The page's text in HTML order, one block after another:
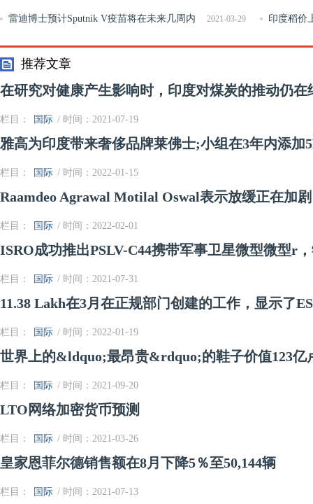
万亿经济 比的工作
2021-03-29
雷迪博士预计Sputnik V疫苗将在未来几周内
获得印度监管机构的批准''
印度稻价
推荐文章
在研究对健康产生影响时，印度对煤炭的推动仍在
栏目： 国际 / 时间：2021-07-19
雅高为印度带来奢侈品牌莱佛士;小组在3年内添加
栏目： 国际 / 时间：2022-01-15
Raamdeo Agrawal Motilal Oswal表示放缓正在加剧
栏目： 国际 / 时间：2022-02-01
ISRO成功推出PSLV-C44携带军事卫星微型微型r
栏目： 国际 / 时间：2021-07-31
11.38 Lakh在3月在正规部门创建的工作，显示了
栏目： 国际 / 时间：2022-01-19
世界上的&ldquo;最昂贵&rdquo;的鞋子价值123亿
栏目： 国际 / 时间：2021-09-20
LTO网络加密货币预测
栏目： 国际 / 时间：2021-03-26
皇家恩菲尔德销售额在8月下降5％至50,144辆
栏目： 国际 / 时间：2021-07-13